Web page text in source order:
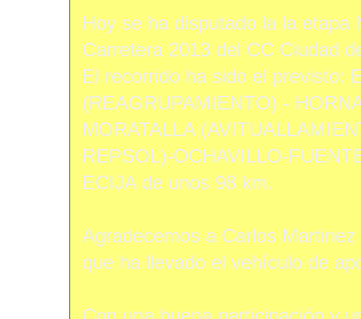
Hoy se ha disputado la la etapa
Carretera 2013 del CC Ciudad
El recorrido ha sido el previsto:
(REAGRUPAMIENTO) -
MORATALLA
REPSOL)-OCHAVILLO-
ECIJA de unos 98 km.
Agradecemos a Carlos
que ha llevado el vehículo de